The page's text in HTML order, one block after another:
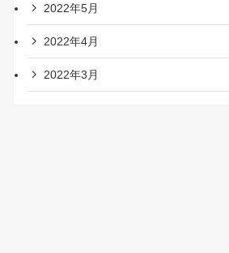
2022年5月
2022年4月
2022年3月